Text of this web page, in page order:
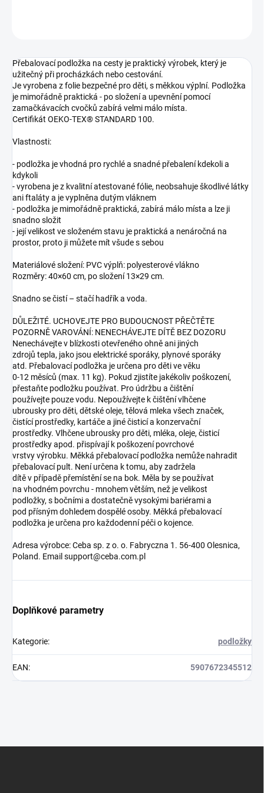
Přebalovací podložka na cesty je praktický výrobek, který je
užitečný při procházkách nebo cestování.
Je vyrobena z folie bezpečné pro děti, s měkkou výplní. Podložka
je mimořádně praktická - po složení a upevnění pomocí
zamačkávacích cvočků zabírá velmi málo místa.
Certifikát OEKO-TEX® STANDARD 100.
Vlastnosti:
- podložka je vhodná pro rychlé a snadné přebalení kdekoli a
kdykoli
- vyrobena je z kvalitní atestované fólie, neobsahuje škodlivé látky
ani ftaláty a je vyplněna dutým vláknem
- podložka je mimořádně praktická, zabírá málo místa a lze ji
snadno složit
- její velikost ve složeném stavu je praktická a nenáročná na
prostor, proto ji můžete mít všude s sebou
Materiálové složení: PVC výplň: polyesterové vlákno
Rozměry: 40×60 cm, po složení 13×29 cm.
Snadno se čistí – stačí hadřík a voda.
DŮLEŽITÉ. UCHOVEJTE PRO BUDOUCNOST PŘEČTĚTE
POZORNĚ VAROVÁNÍ: NENECHÁVEJTE DÍTĚ BEZ DOZORU
Nenechávejte v blízkosti otevřeného ohně ani jiných
zdrojů tepla, jako jsou elektrické sporáky, plynové sporáky
atd. Přebalovací podložka je určena pro děti ve věku
0-12 měsíců (max. 11 kg). Pokud zjistíte jakékoliv poškození,
přestaňte podložku používat. Pro údržbu a čištění
používejte pouze vodu. Nepoužívejte k čištění vlhčene
ubrousky pro děti, dětské oleje, tělová mleka všech značek,
čistící prostředky, kartáče a jiné čisticí a konzervační
prostředky. Vlhčene ubrousky pro děti, mléka, oleje, čisticí
prostředky apod. přispívají k poškození povrchové
vrstvy výrobku. Měkká přebalovací podložka nemůže nahradit
přebalovací pult. Není určena k tomu, aby zadržela
dítě v případě přemístění se na bok. Měla by se používat
na vhodném povrchu - mnohem větším, než je velikost
podložky, s bočními a dostatečně vysokými bariérami a
pod přísným dohledem dospělé osoby. Měkká přebalovací
podložka je určena pro každodenní péči o kojence.
Adresa výrobce: Ceba sp. z o. o. Fabryczna 1. 56-400 Olesnica,
Poland. Email support@ceba.com.pl
Doplňkové parametry
Kategorie: podložky
EAN: 5907672345512